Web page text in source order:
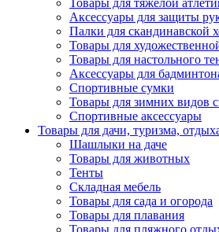
Товары для тяжелой
Аксессуары для защиты
Палки для скандинавской
Товары для
Товары для настольного
Аксессуары для
Спортивные сумки
Товары для зимних видов
Спортивные аксессуары
Товары для дачи, туризма,
Шашлыки на даче
Товары для животных
Тенты
Складная мебель
Товары для сада и огорода
Товары для плавания
Товары для пляжного